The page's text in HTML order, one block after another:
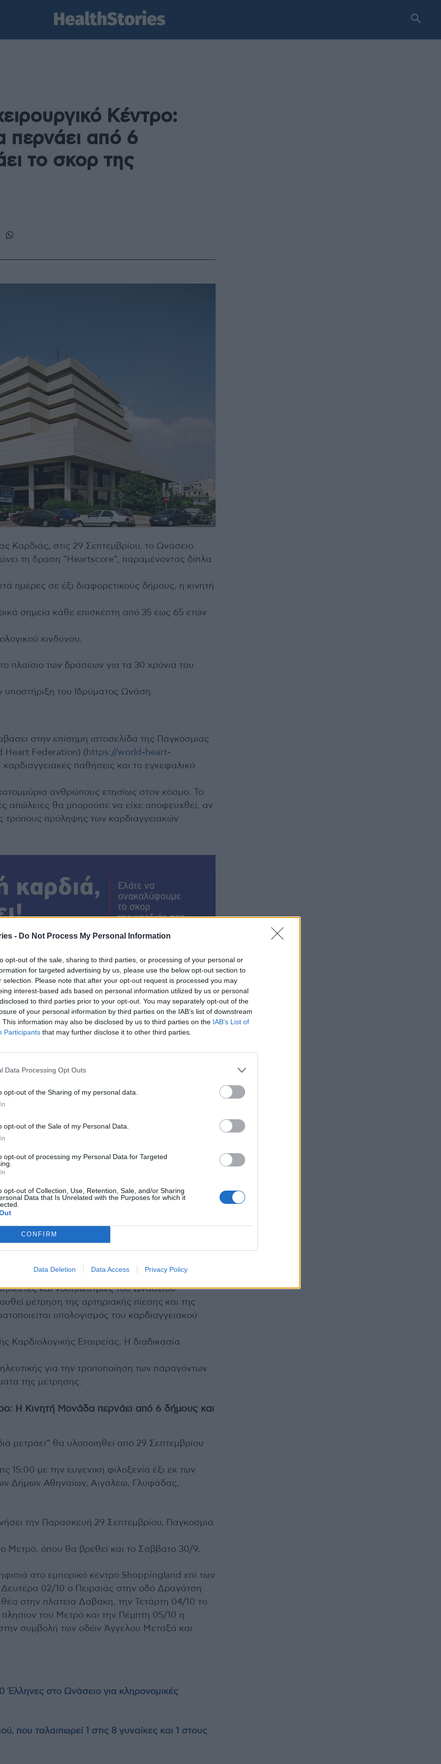
- Do Not Process My Personal Information
opt-out of the sale, sharing to third parties, or processing of your personal or
for targeted advertising by us, please use the below opt-out section to
selection. Please note that after your opt-out request is processed you may
interest-based ads based on personal information utilized by us or personal
to third parties prior to your opt-out. You may separately opt-out of the
of your personal information by third parties on the IAB’s list of downstream
This information may also be disclosed by us to third parties on the IAB’s List of
Participants that may further disclose it to other third parties.
Data Processing Opt Outs
opt-out of the Sharing of my personal data.
opt-out of the Sale of my Personal Data.
opt-out of processing my Personal Data for Targeted
opt-out of Collection, Use, Retention, Sale, and/or Sharing
Data that Is Unrelated with the Purposes for which it
CONFIRM
Data Deletion Data Access Privacy Policy
Κέντρο:
περνάει από 6
το σκορ της
Καρδιάς, στις 29 Σεπτεμβρίου, το Ωνάσειο
τη δράση “Heartscore”, παραμένοντας δίπλα
ημέρες σε έξι διαφορετικούς δήμους, η κινητή
σημεία κάθε επισκέπτη από 35 έως 65 ετών
κινδύνου.
πλαίσιο των δράσεων για τα 30 χρόνια του
υποστήριξη του Ιδρύματος Ωνάση.
στην επίσημη ιστοσελίδα της Παγκόσμιας
Heart Federation) ( https://world-heart-
καρδιαγγειακές παθήσεις και το εγκεφαλικό
ανθρώπους ετησίως στον κόσμο. Το
απώλειες θα μπορούσε να είχε αποφευχθεί, αν
τρόπους πρόληψης των καρδιαγγειακών
Κέντρο, στο πλαίσιο των δράσεων
του και προσφοράς στους Έλληνες ασθενείς,
ευαισθητοποίησης με την ονομασία
γιατί ο έλεγχος είναι ο πλέον σημαντικός
οποία παρέχει τη δυνατότητα εκτίμησης -σε όσες
προσβληθούν από καρδιαγγειακή νόσο. Η
μεγαλύτερου δυνατού αριθμού επισκεπτών και
και τη βελτίωση της υγείας. Η
Ίδρυμα Ωνάση.
Αρχικά, λαμβάνεται ένα σύντομο ιστορικό
και νοσηλεύτριες του Ωνάσειου
μέτρηση της αρτηριακής πίεσης και της
υπολογισμός του καρδιαγγειακού
Καρδιολογικής Εταιρείας. Η διαδικασία
για την τροποποίηση των παραγόντων
της μέτρησης.
Η Κινητή Μονάδα περνάει από 6 δήμους και
μετράει” θα υλοποιηθεί από 29 Σεπτεμβρίου
15:00 με την ευγενική φιλοξενία έξι εκ των
Δήμων Αθηναίων, Αιγάλεω, Γλυφάδας,
την Παρασκευή 29 Σεπτεμβρίου, Παγκόσμια
Μετρό, όπου θα βρεθεί και το Σάββατο 30/9.
στο εμπορικό κέντρο Shoppingland επί των
02/10 ο Πειραιάς στην οδό Δραγάτση
στην πλατεία Δαβάκη, την Τετάρτη 04/10 το
του Μετρό και την Πέμπτη 05/10 η
συμβολή των οδών Άγγελου Μεταξά και
στο Ωνάσειο για κληρονομικές
που ταλαιπωρεί 1 στις 8 γυναίκες και 1 στους